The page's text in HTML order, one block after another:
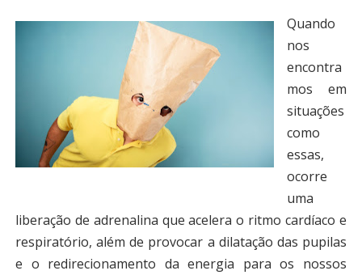
Quando
nos
encontra
mos em
situações
como
essas,
ocorre
uma
liberação de adrenalina que acelera o ritmo cardíaco e
respiratório, além de provocar a dilatação das pupilas
e o redirecionamento da energia para os nossos